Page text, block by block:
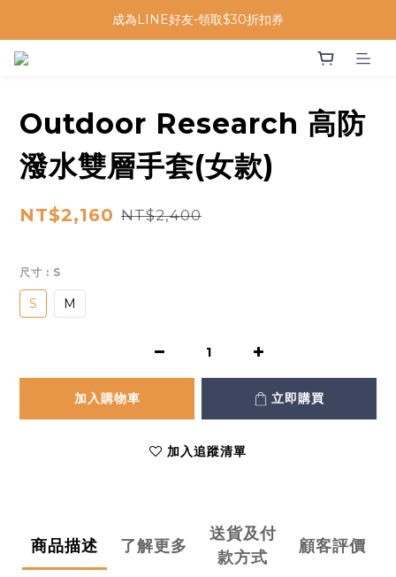
成為LINE好友-領取$30折扣券
Outdoor Research 高防
潑水雙層手套(女款)
NT$2,160 NT$2,400
尺寸 : S
S M
加入購物車 立即購買
加入追蹤清單
商品描述 了解更多
送貨及付
款方式
顧客評價